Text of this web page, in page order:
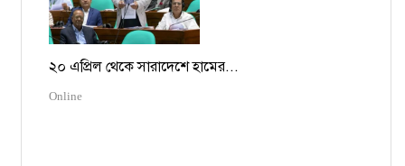
২০ এপ্রিল থেকে সারাদেশে হামের...
Online